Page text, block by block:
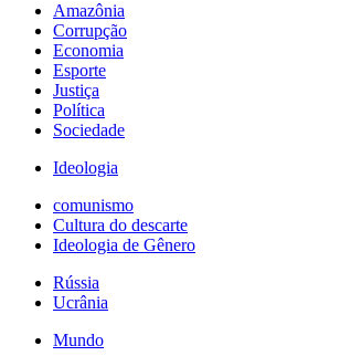
Amazônia
Corrupção
Economia
Esporte
Justiça
Política
Sociedade
Ideologia
comunismo
Cultura do descarte
Ideologia de Gênero
Rússia
Ucrânia
Mundo